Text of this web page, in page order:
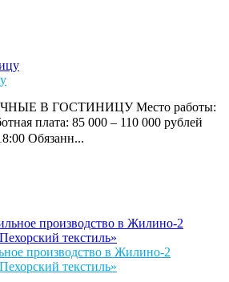
В ГОСТИНИЦУ Место работы:
плата: 85 000 – 110 000 рублей
Обязанн...
производство в Жилино-2
текстиль»